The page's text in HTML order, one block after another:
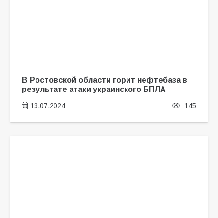
В Ростовской области горит нефтебаза в
результате атаки украинского БПЛА
13.07.2024 145